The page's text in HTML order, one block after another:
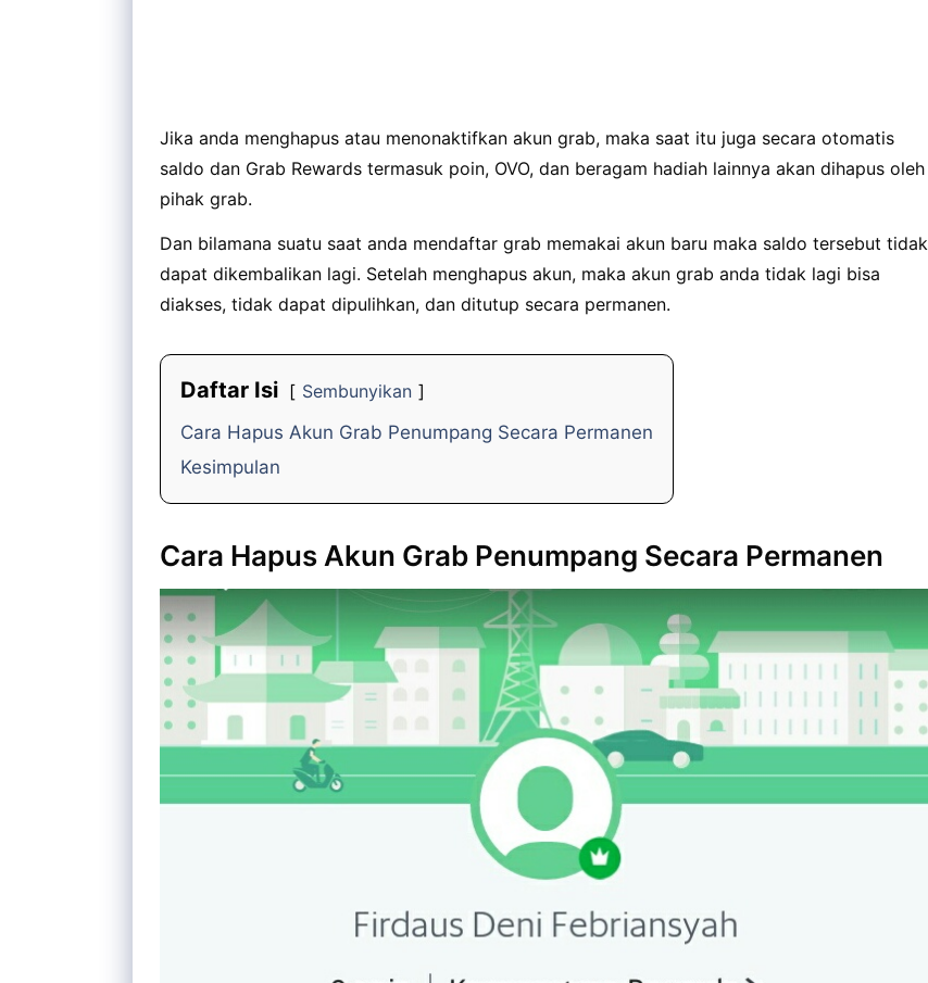
Jika anda menghapus atau menonaktifkan akun grab, maka saat itu juga secara otomatis
saldo dan Grab Rewards termasuk poin, OVO, dan beragam hadiah lainnya akan dihapus oleh
pihak grab.
Dan bilamana suatu saat anda mendaftar grab memakai akun baru maka saldo tersebut tidak
dapat dikembalikan lagi. Setelah menghapus akun, maka akun grab anda tidak lagi bisa
diakses, tidak dapat dipulihkan, dan ditutup secara permanen.
Daftar Isi
Sembunyikan
Cara Hapus Akun Grab Penumpang Secara Permanen
Kesimpulan
Cara Hapus Akun Grab Penumpang Secara Permanen